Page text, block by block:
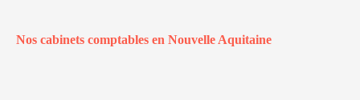
Nos cabinets comptables en Nouvelle Aquitaine